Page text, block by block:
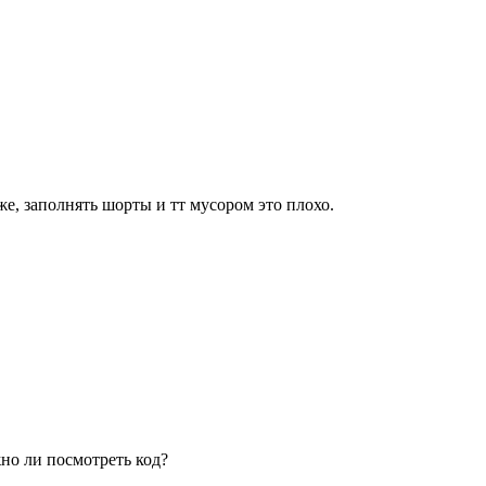
заполнять шорты и тт мусором это плохо.
ли посмотреть код?